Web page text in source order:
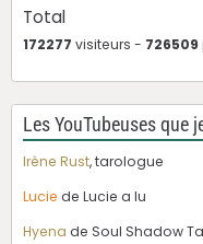
Total
172277 visiteurs - 726509
Les YouTubeuses que
Irène Rust, tarologue
Lucie de Lucie a lu
Hyena de Soul Shadow